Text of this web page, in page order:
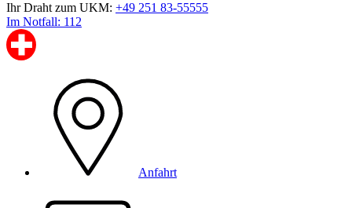
Ihr Draht zum UKM: +49 251 83-55555
Im Notfall: 112
Anfahrt